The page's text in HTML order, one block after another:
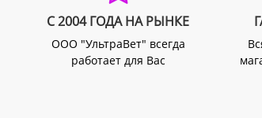
С 2004 ГОДА НА РЫНКЕ
ООО "УльтраВет" всегда
работает для Вас